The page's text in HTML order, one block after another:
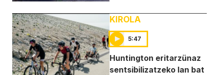
KIROLA
5:47
Huntington eritarzünaz
sentsibilizatzeko lan bat